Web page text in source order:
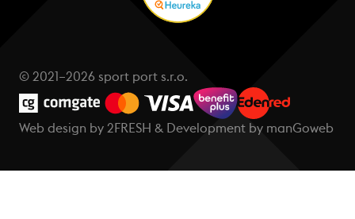
© 2021–2026 sport port s.r.o.
Web design by 2FRESH & Development by manGoweb